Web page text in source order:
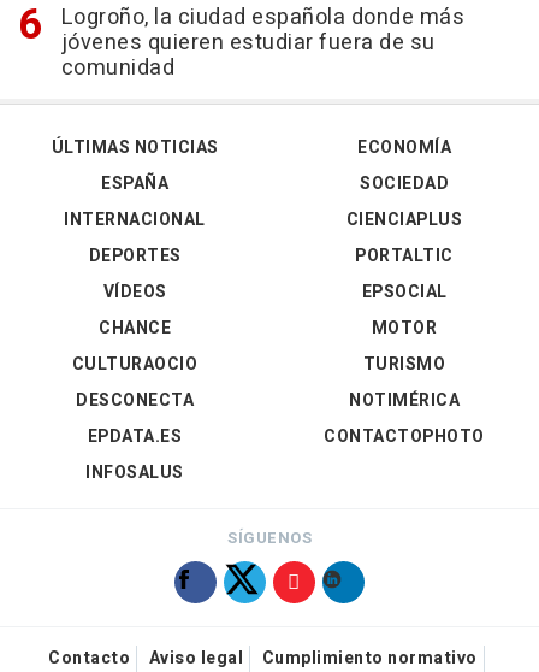
Logroño, la ciudad española donde más
jóvenes quieren estudiar fuera de su
comunidad
ÚLTIMAS NOTICIAS
ESPAÑA
INTERNACIONAL
DEPORTES
VÍDEOS
ECONOMÍA
SOCIEDAD
CIENCIAPLUS
PORTALTIC
EPSOCIAL
CHANCE
CULTURAOCIO
DESCONECTA
EPDATA.ES
INFOSALUS
MOTOR
TURISMO
NOTIMÉRICA
CONTACTOPHOTO
SÍGUENOS
Contacto Aviso legal Cumplimiento normativo